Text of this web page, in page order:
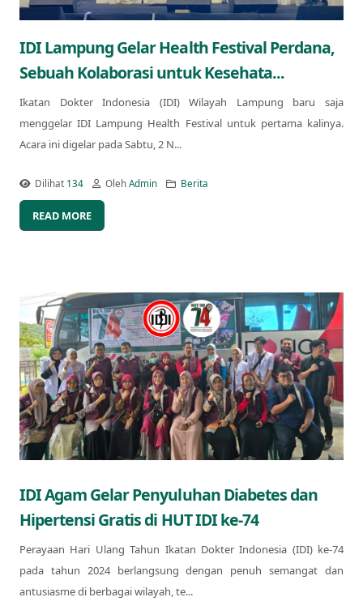
IDI Lampung Gelar Health Festival Perdana,
Sebuah Kolaborasi untuk Kesehata...
Ikatan Dokter Indonesia (IDI) Wilayah Lampung baru saja
menggelar IDI Lampung Health Festival untuk pertama kalinya.
Acara ini digelar pada Sabtu, 2 N...
Dilihat 134 OlehAdmin Berita
READ MORE
IDI Agam Gelar Penyuluhan Diabetes dan
Hipertensi Gratis di HUT IDI ke-74
Perayaan Hari Ulang Tahun Ikatan Dokter Indonesia (IDI) ke-74
pada tahun 2024 berlangsung dengan penuh semangat dan
antusiasme di berbagai wilayah, te...